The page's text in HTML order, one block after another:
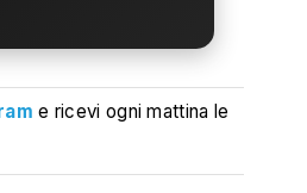
e ricevi ogni mattina le